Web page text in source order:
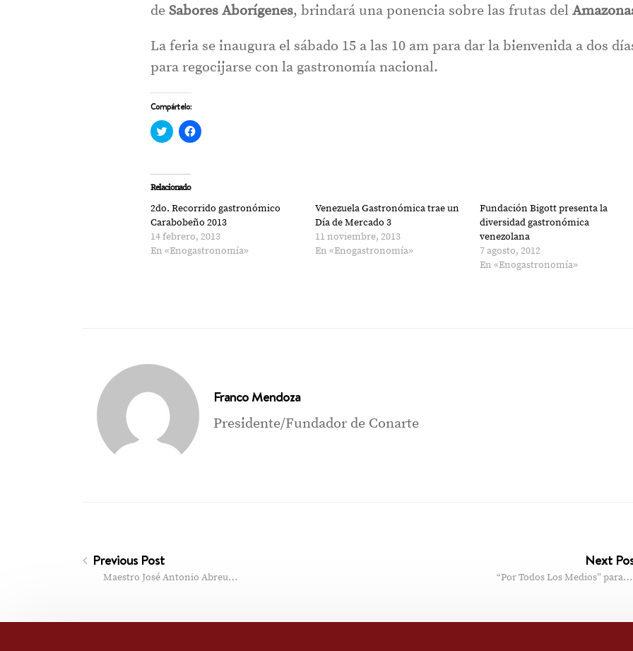
deSabores Aborígenes, brindará una ponencia sobre las frutas del
La feria se inaugura el sábado 15 a las 10 am para dar la bienvenida a dos
para regocijarse con la gastronomía nacional.
Compártelo:
Haz
clic
Twitter
(Se
abre
en
una
ventana
nueva)
Haz
clic
en
una
ventana
nueva)
Relacionado
2do. Recorrido gastronómico
Carabobeño 2013
14 febrero, 2013
En «Enogastronomía»
Venezuela Gastronómica trae un
Día de Mercado 3
11 noviembre, 2013
En «Enogastronomía»
Fundación Bigott presenta la
diversidad gastronómica
venezolana
7 agosto, 2012
En «Enogastronomía»
Franco Mendoza
Presidente/Fundador de Conarte
Previous Post
Maestro José Antonio Abreu…
Next
“Por Todos Los Medios” para…